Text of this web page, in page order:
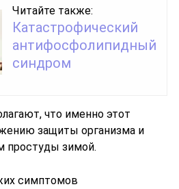
Читайте также:
Катастрофический
антифосфолипидный
синдром
что именно этот
защиты организма и
простуды зимой.
симптомов